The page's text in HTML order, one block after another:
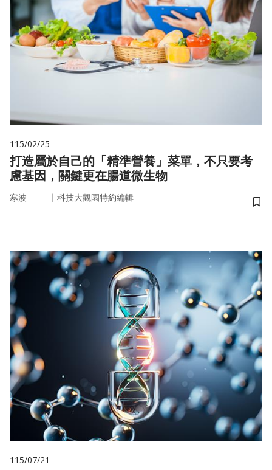
115/02/25
打造屬於自己的「精準營養」菜單，不只要考
慮基因，關鍵更在腸道微生物
寒波 ｜ 科技大觀園特約編輯
儲
115/07/21